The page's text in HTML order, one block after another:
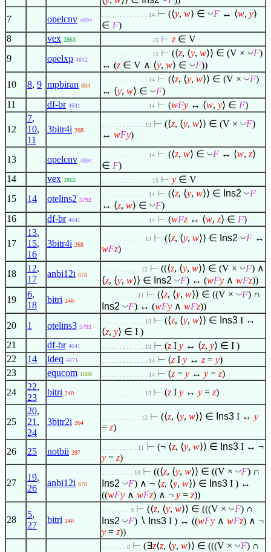
7
opelcnv 4894
. . . . . . . . . . . . . 14 ⊢ (⟨y, w⟩ ∈ ◡F ↔ ⟨w, y⟩
∈ F)
8
vex 2863 . . . . . . . . . . . . . . 15 ⊢ z ∈ V
9
opelxp 4812
. . . . . . . . . . . . . . 15 ⊢ (⟨z, ⟨y, w⟩⟩ ∈ (V × ◡F)
↔ (z ∈ V ∧ ⟨y, w⟩ ∈ ◡F))
10
8, 9 mpbiran 884
. . . . . . . . . . . . . 14 ⊢ (⟨z, ⟨y, w⟩⟩ ∈ (V × ◡F)
↔ ⟨y, w⟩ ∈ ◡F)
11
df-br 4641 . . . . . . . . . . . . . 14 ⊢ (wFy ↔ ⟨w, y⟩ ∈ F)
12
7,
10,
11
3bitr4i 268
. . . . . . . . . . . . 13 ⊢ (⟨z, ⟨y, w⟩⟩ ∈ (V × ◡F)
↔ wFy)
13 opelcnv 4894
. . . . . . . . . . . . . 14 ⊢ (⟨z, w⟩ ∈ ◡F ↔ ⟨w, z⟩
∈ F)
14
vex 2863 . . . . . . . . . . . . . . 15 ⊢ y ∈ V
15
14 otelins2 5792
. . . . . . . . . . . . . 14 ⊢ (⟨z, ⟨y, w⟩⟩ ∈ Ins2 ◡F
↔ ⟨z, w⟩ ∈ ◡F)
16
df-br 4641 . . . . . . . . . . . . . 14 ⊢ (wFz ↔ ⟨w, z⟩ ∈ F)
17
13,
15,
16
3bitr4i 268
. . . . . . . . . . . . 13 ⊢ (⟨z, ⟨y, w⟩⟩ ∈ Ins2 ◡F ↔
wFz)
18
12,
17
anbi12i 678
. . . . . . . . . . . 12 ⊢ ((⟨z, ⟨y, w⟩⟩ ∈ (V × ◡F) ∧
⟨z, ⟨y, w⟩⟩ ∈ Ins2 ◡F) ↔ (wFy ∧ wFz))
19
6,
18
bitri 240
. . . . . . . . . . 11 ⊢ (⟨z, ⟨y, w⟩⟩ ∈ ((V × ◡F) ∩
Ins2 ◡F) ↔ (wFy ∧ wFz))
20
1 otelins3 5793
. . . . . . . . . . . . 13 ⊢ (⟨z, ⟨y, w⟩⟩ ∈ Ins3 I ↔
⟨z, y⟩ ∈ I )
21
df-br 4641 . . . . . . . . . . . . 13 ⊢ (z I y ↔ ⟨z, y⟩ ∈ I )
22
14 ideq 4871 . . . . . . . . . . . . . 14 ⊢ (z I y ↔ z = y)
23
equcom 1680 . . . . . . . . . . . . . 14 ⊢ (z = y ↔ y = z)
24
22,
23
bitri 240 . . . . . . . . . . . . 13 ⊢ (z I y ↔ y = z)
25
20,
21 ,
24
3bitr2i 264
. . . . . . . . . . . 12 ⊢ (⟨z, ⟨y, w⟩⟩ ∈ Ins3 I ↔ y
= z)
26 25 notbii 287
. . . . . . . . . . 11 ⊢ (¬ ⟨z, ⟨y, w⟩⟩ ∈ Ins3 I ↔ ¬
y = z)
27
19,
26
anbi12i 678
. . . . . . . . . 10 ⊢ ((⟨z, ⟨y, w⟩⟩ ∈ ((V × ◡F) ∩
Ins2 ◡F) ∧ ¬ ⟨z, ⟨y, w⟩⟩ ∈ Ins3 I ) ↔
((wFy ∧ wFz) ∧ ¬ y = z))
28
5,
27
bitri 240
. . . . . . . . 9 ⊢ (⟨z, ⟨y, w⟩⟩ ∈ (((V × ◡F) ∩
Ins2 ◡F) ∖ Ins3 I ) ↔ ((wFy ∧ wFz) ∧ ¬
y = z))
. . . . . . . 8 ⊢ (∃z⟨z, ⟨y, w⟩⟩ ∈ (((V × ◡F) ∩